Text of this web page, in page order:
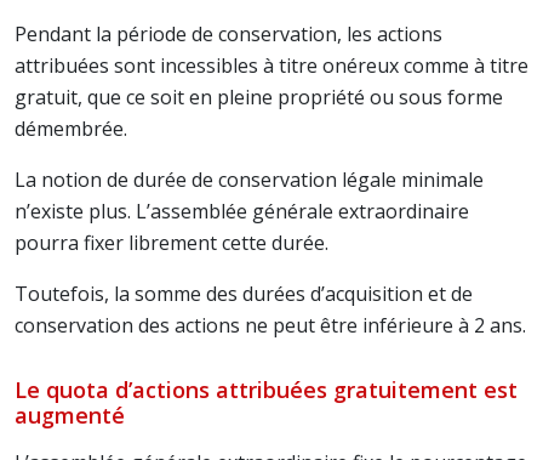
Pendant la période de conservation, les actions
attribuées sont incessibles à titre onéreux comme à titre
gratuit, que ce soit en pleine propriété ou sous forme
démembrée.
La notion de durée de conservation légale minimale
n’existe plus. L’assemblée générale extraordinaire
pourra fixer librement cette durée.
Toutefois, la somme des durées d’acquisition et de
conservation des actions ne peut être inférieure à 2 ans.
Le quota d’actions attribuées gratuitement est
augmenté